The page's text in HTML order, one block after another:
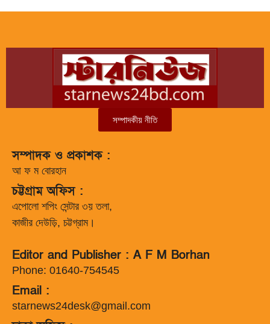
সম্পাদকীয় নীতি
সম্পাদক ও প্রকাশক :
আ ফ ম বোরহান
চট্টগ্রাম অফিস :
এপোলো শপিং সেন্টার ৩য় তলা,
কাজীর দেউড়ি, চট্টগ্রাম।
Editor and Publisher : A F M Borhan
Phone: 01640-754545
Email :
starnews24desk@gmail.com